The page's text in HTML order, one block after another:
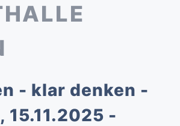
- klar denken -
15.11.2025 -